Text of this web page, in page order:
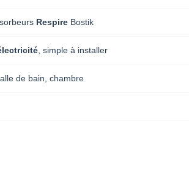
Respire Bostik
, simple à installer
de bain, chambre